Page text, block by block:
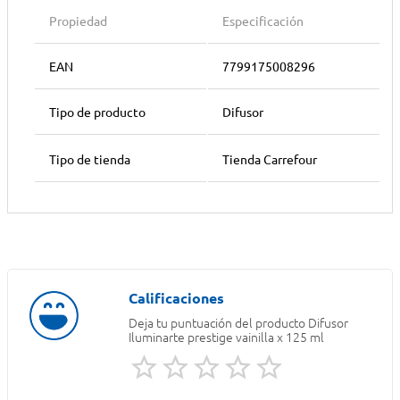
Propiedad Especificación
EAN 7799175008296
Tipo de producto Difusor
Tipo de tienda Tienda Carrefour
Deja tu puntuación del producto Difusor
Iluminarte prestige vainilla x 125 ml